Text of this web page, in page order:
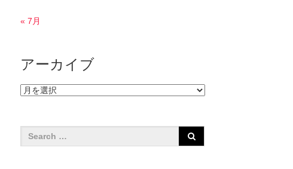
« 7月
アーカイブ
ア
イ
ブ